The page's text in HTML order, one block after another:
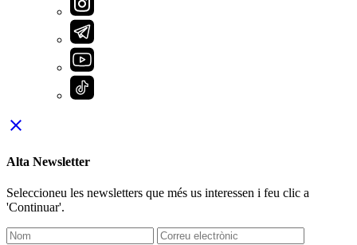
close
Alta Newsletter
Seleccioneu les newsletters que més us interessen i feu clic a
'Continuar'.